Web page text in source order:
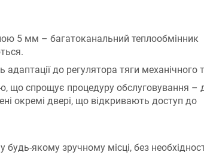
5 мм – багатоканальний теплообмінник
до регулятора тяги механічного
що спрощує процедуру обслуговування –
окремі двері, що відкривають доступ до
якому зручному місці, без